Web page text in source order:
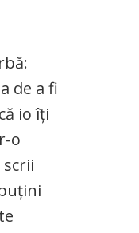
de a fi
io îți
o